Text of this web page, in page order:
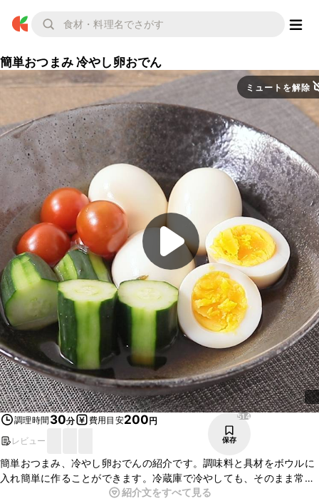
簡単おつまみ 冷やし卵おでん
ミュートを解除
調理時間 30分 費用目安200円
レビュー
514
保存
簡単おつまみ、冷やし卵おでんの紹介です。調味料と具材をボウルに
入れ簡単に作ることができます。冷蔵庫で冷やしても、そのまま常温
でお召し上がりいただいてもおいしいですよ。お酒のおつまみにも
紹介文をすべて見る